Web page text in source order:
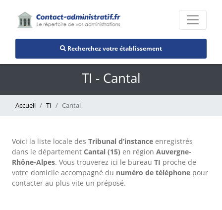
Recherchez votre établissement
TI - Cantal
Accueil TI Cantal
Voici la liste locale des Tribunal d’instance enregistrés
dans le département Cantal (15) en région Auvergne-
Rhône-Alpes. Vous trouverez ici le bureau TI proche de
votre domicile accompagné du numéro de téléphone pour
contacter au plus vite un préposé.